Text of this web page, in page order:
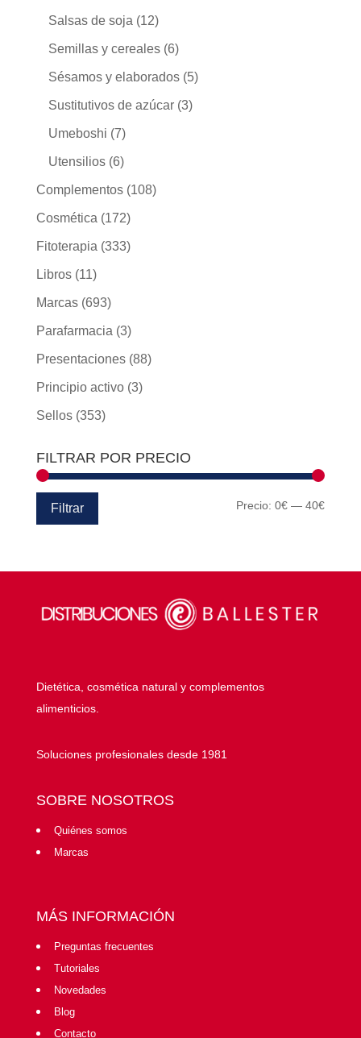
Salsas de soja (12)
Semillas y cereales (6)
Sésamos y elaborados (5)
Sustitutivos de azúcar (3)
Umeboshi (7)
Utensilios (6)
Complementos (108)
Cosmética (172)
Fitoterapia (333)
Libros (11)
Marcas (693)
Parafarmacia (3)
Presentaciones (88)
Principio activo (3)
Sellos (353)
FILTRAR POR PRECIO
Precio
Precio
Filtrar Precio:0€ —40€
Dietética, cosmética natural y complementos
alimenticios.
Soluciones profesionales desde 1981
SOBRE NOSOTROS
Quiénes somos
Marcas
MÁS INFORMACIÓN
Preguntas frecuentes
Tutoriales
Novedades
Blog
Contacto